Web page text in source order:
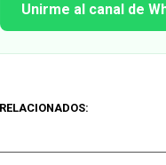
Unirme al canal de